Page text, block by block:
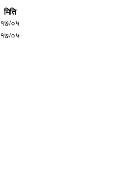
मिति
१७/०५
१७/०५